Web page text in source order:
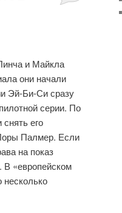
и Майкла
они начали
Эй-Би-Си сразу
серии. По
его
Палмер. Если
на показ
В «европейском
несколько